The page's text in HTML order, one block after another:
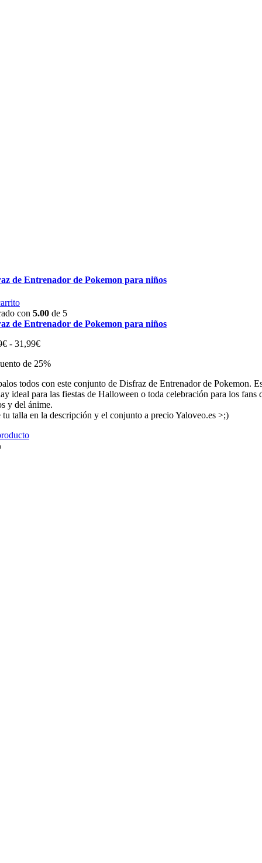
de Entrenador de Pokemon para niños
con 5.00 de 5
de Entrenador de Pokemon para niños
€ - 31,99€Rango
precios:
17,99€
hasta
31,99€
de 25%
todos con este conjunto de Disfraz de Entrenador de Pokemon.
ideal para las fiestas de Halloween o toda celebración para los fans
y del ánime.
tu talla en la descripción y el conjunto a precio Yaloveo.es >;)